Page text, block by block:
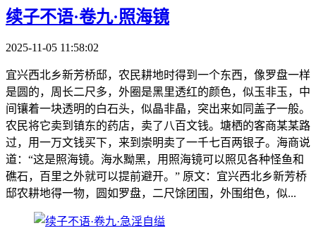
续子不语·卷九·照海镜
2025-11-05 11:58:02
宜兴西北乡新芳桥邸，农民耕地时得到一个东西，像罗盘一样
是圆的，周长二尺多，外圈是黑里透红的颜色，似玉非玉，中
间镶着一块透明的白石头，似晶非晶，突出来如同盖子一般。
农民将它卖到镇东的药店，卖了八百文钱。塘栖的客商某某路
过，用一万文钱买下，来到崇明卖了一千七百两银子。海商说
道：“这是照海镜。海水黝黑，用照海镜可以照见各种怪鱼和
礁石，百里之外就可以提前避开。” 原文：宜兴西北乡新芳桥
邸农耕地得一物，圆如罗盘，二尺馀团围，外围绀色，似...